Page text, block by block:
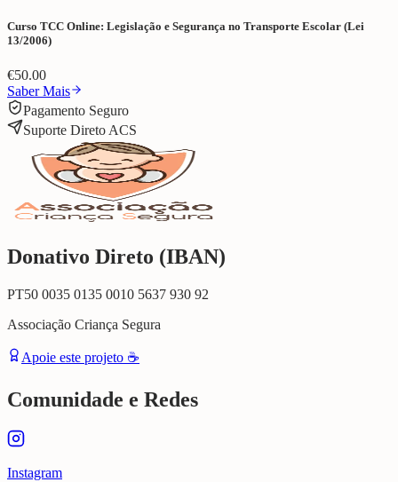
Curso TCC Online: Legislação e Segurança no Transporte Escolar (Lei
13/2006)
€50.00
Saber Mais
Pagamento Seguro
Suporte Direto ACS
Donativo Direto (IBAN)
PT50 0035 0135 0010 5637 930 92
Associação Criança Segura
Apoie este projeto ☕
Comunidade e Redes
Instagram